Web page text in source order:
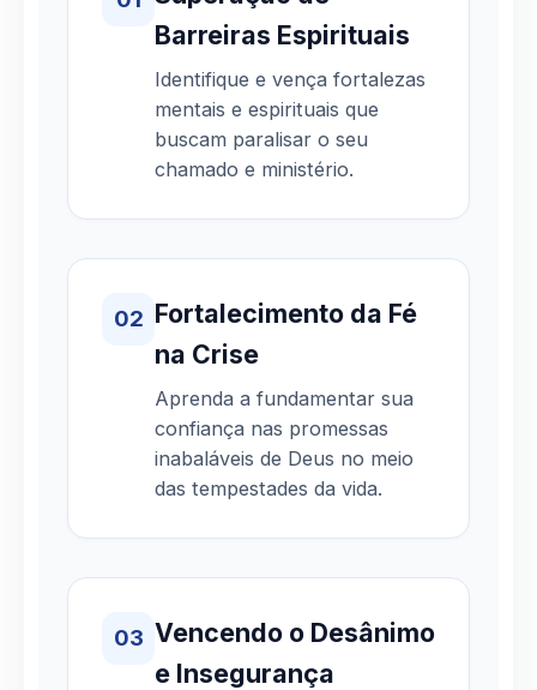
Barreiras Espirituais
Identifique e vença fortalezas
mentais e espirituais que
buscam paralisar o seu
chamado e ministério.
02 Fortalecimento da Fé
na Crise
Aprenda a fundamentar sua
confiança nas promessas
inabaláveis de Deus no meio
das tempestades da vida.
03 Vencendo o Desânimo
e Insegurança